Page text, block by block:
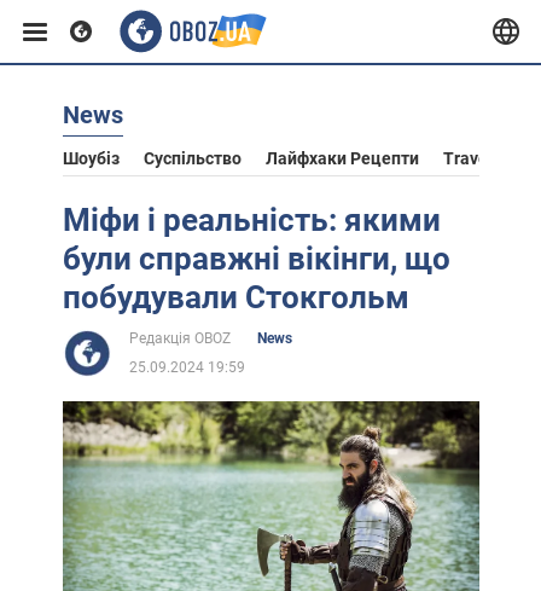
Європа
США
Африка
Життя
Лайфхаки
News
Шоубіз Суспільство Лайфхаки Рецепти Travel
Міфи і реальність: якими
були справжні вікінги, що
побудували Стокгольм
Редакція OBOZ
News
25.09.2024 19:59